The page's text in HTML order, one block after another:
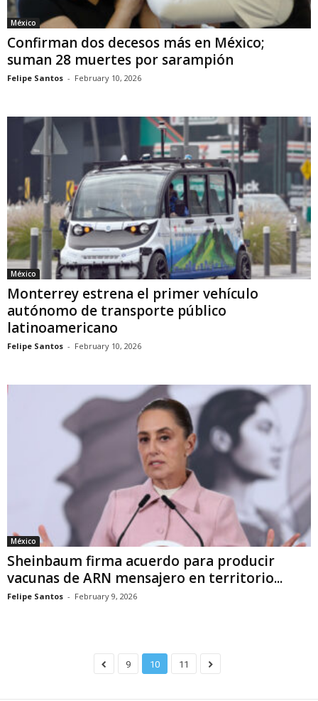
México
Confirman dos decesos más en México;
suman 28 muertes por sarampión
Felipe Santos - February 10, 2026
México
Monterrey estrena el primer vehículo
autónomo de transporte público
latinoamericano
Felipe Santos - February 10, 2026
México
Sheinbaum firma acuerdo para producir
vacunas de ARN mensajero en territorio...
Felipe Santos - February 9, 2026
9 10 11